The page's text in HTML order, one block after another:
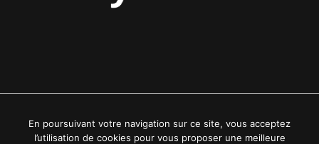
2022 © Luxe24kt | Tous droits réservés
En poursuivant votre navigation sur ce site, vous acceptez
l’utilisation de cookies pour vous proposer une meilleure